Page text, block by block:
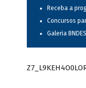
Receba a
Concursos
Galeria BNDES